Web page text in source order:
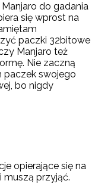
do gadania
się wprost na
paczki 32bitowe
Manjaro też
Nie zaczną
paczek swojego
bo nigdy
opierające się na
muszą przyjąć.